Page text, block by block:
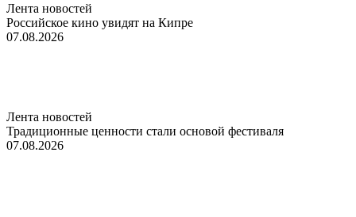
Лента новостей
Российское кино увидят на Кипре
07.08.2026
Лента новостей
Традиционные ценности стали основой фестиваля
07.08.2026